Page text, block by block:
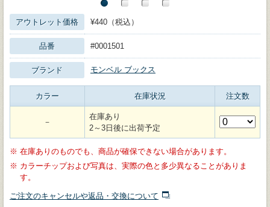
アウトレット価格 ¥440（税込）
品番 #0001501
ブランド モンベル ブックス
カラー 在庫状況 注文数
－
在庫あり
2～3日後に出荷予定
※ 在庫ありのものでも、商品が確保できない場合があります。
※ カラーチップおよび写真は、実際の色と多少異なることがありま
す。
ご注文のキャンセルや返品・交換について